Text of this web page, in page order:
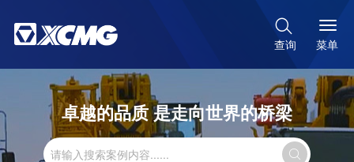

查询 菜单
卓越的品质 是走向世界的桥梁
